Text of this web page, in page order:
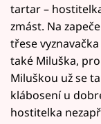
tartar –
zmást. Na
třese
také Miluška,
Miluškou už se
klábosení u
hostitelka